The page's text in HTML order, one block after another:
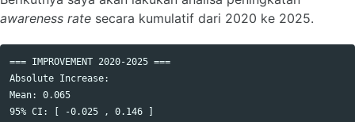
awareness rate secara kumulatif dari 2020 ke 2025.
=== IMPROVEMENT 2020-2025 ===
Absolute Increase:
Mean: 0.065
95% CI: [ -0.025 , 0.146 ]